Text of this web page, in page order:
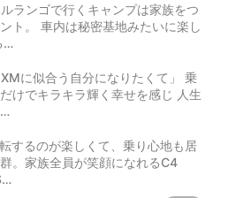
ランゴで行くキャンプは家族をつ
ト。 車内は秘密基地みたいに楽し
…
に似合う自分になりたくて」 乗
けでキラキラ輝く幸せを感じ 人生
するのが楽しくて、乗り心地も居
。家族全員が笑顔になれるC4